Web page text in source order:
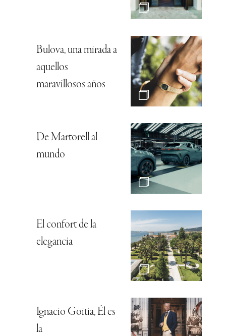
Bulova, una mirada a
aquellos
maravillosos años
De Martorell al
mundo
El confort de la
elegancia
Ignacio Goitia, Él es
la